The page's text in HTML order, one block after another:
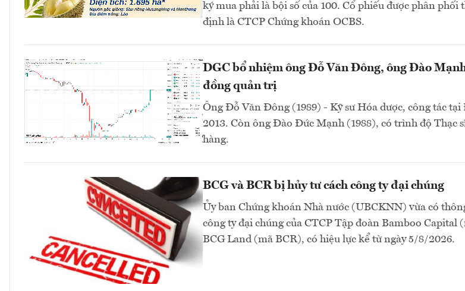
ký mua phải là bội số của 100. Cổ phiếu được phân phối
định là CTCP Chứng khoán OCBS.
DGC bổ nhiệm ông Đỗ Văn Đông, ông Đào
đồng quản trị
Ông Đỗ Văn Đông (1989) - Kỹ sư Hóa dược, công tác
2013. Còn ông Đào Đức Mạnh (1988), có trình độ Thạc
hàng.
BCG và BCR bị hủy tư cách công ty đại chúng
Ủy ban Chứng khoán Nhà nước (UBCKNN) vừa có
công ty đại chúng của CTCP Tập đoàn Bamboo Capital
BCG Land (mã BCR), có hiệu lực kể từ ngày 5/8/2026.